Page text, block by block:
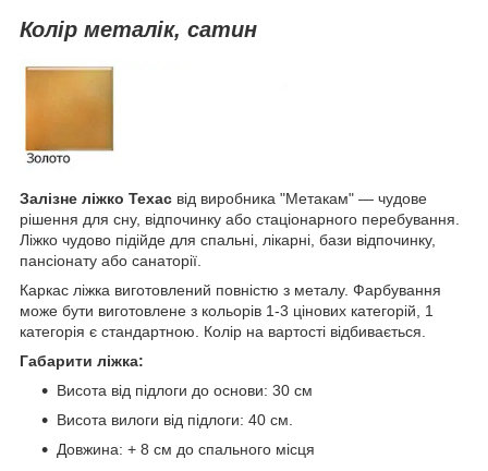
Колір металік, сатин
Залізне ліжко Техас від виробника "Метакам" — чудове
рішення для сну, відпочинку або стаціонарного перебування.
Ліжко чудово підійде для спальні, лікарні, бази відпочинку,
пансіонату або санаторії.
Каркас ліжка виготовлений повністю з металу. Фарбування
може бути виготовлене з кольорів 1-3 цінових категорій, 1
категорія є стандартною. Колір на вартості відбивається.
Габарити ліжка:
Висота від підлоги до основи: 30 см
Висота вилоги від підлоги: 40 см.
Довжина: + 8 см до спального місця